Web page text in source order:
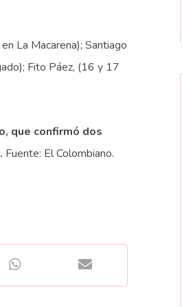
La Macarena); Santiago
Fito Páez, (16 y 17
que confirmó dos
Fuente: El Colombiano.